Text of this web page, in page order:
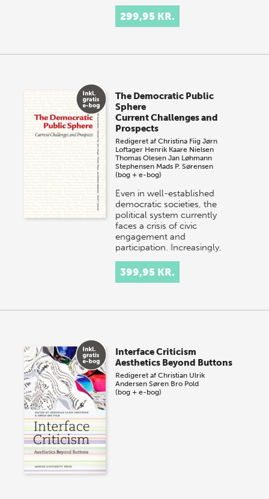
299,95 KR.
The Democratic Public
Sphere
Current Challenges and
Prospects
Redigeret afChristina Fiig Jørn
Loftager Henrik Kaare Nielsen
Thomas Olesen Jan Løhmann
Stephensen Mads P. Sørensen
(bog + e-bog)
Even in well-established
democratic societies, the
political system currently
faces a crisis of civic
engagement and
participation. Increasingly,
this…
399,95 KR.
Interface Criticism
Aesthetics Beyond Buttons
Redigeret afChristian Ulrik
Andersen Søren Bro Pold
(bog + e-bog)